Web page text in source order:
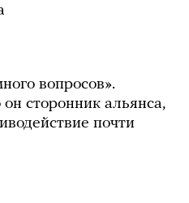
вопросов».
сторонник альянса,
почти